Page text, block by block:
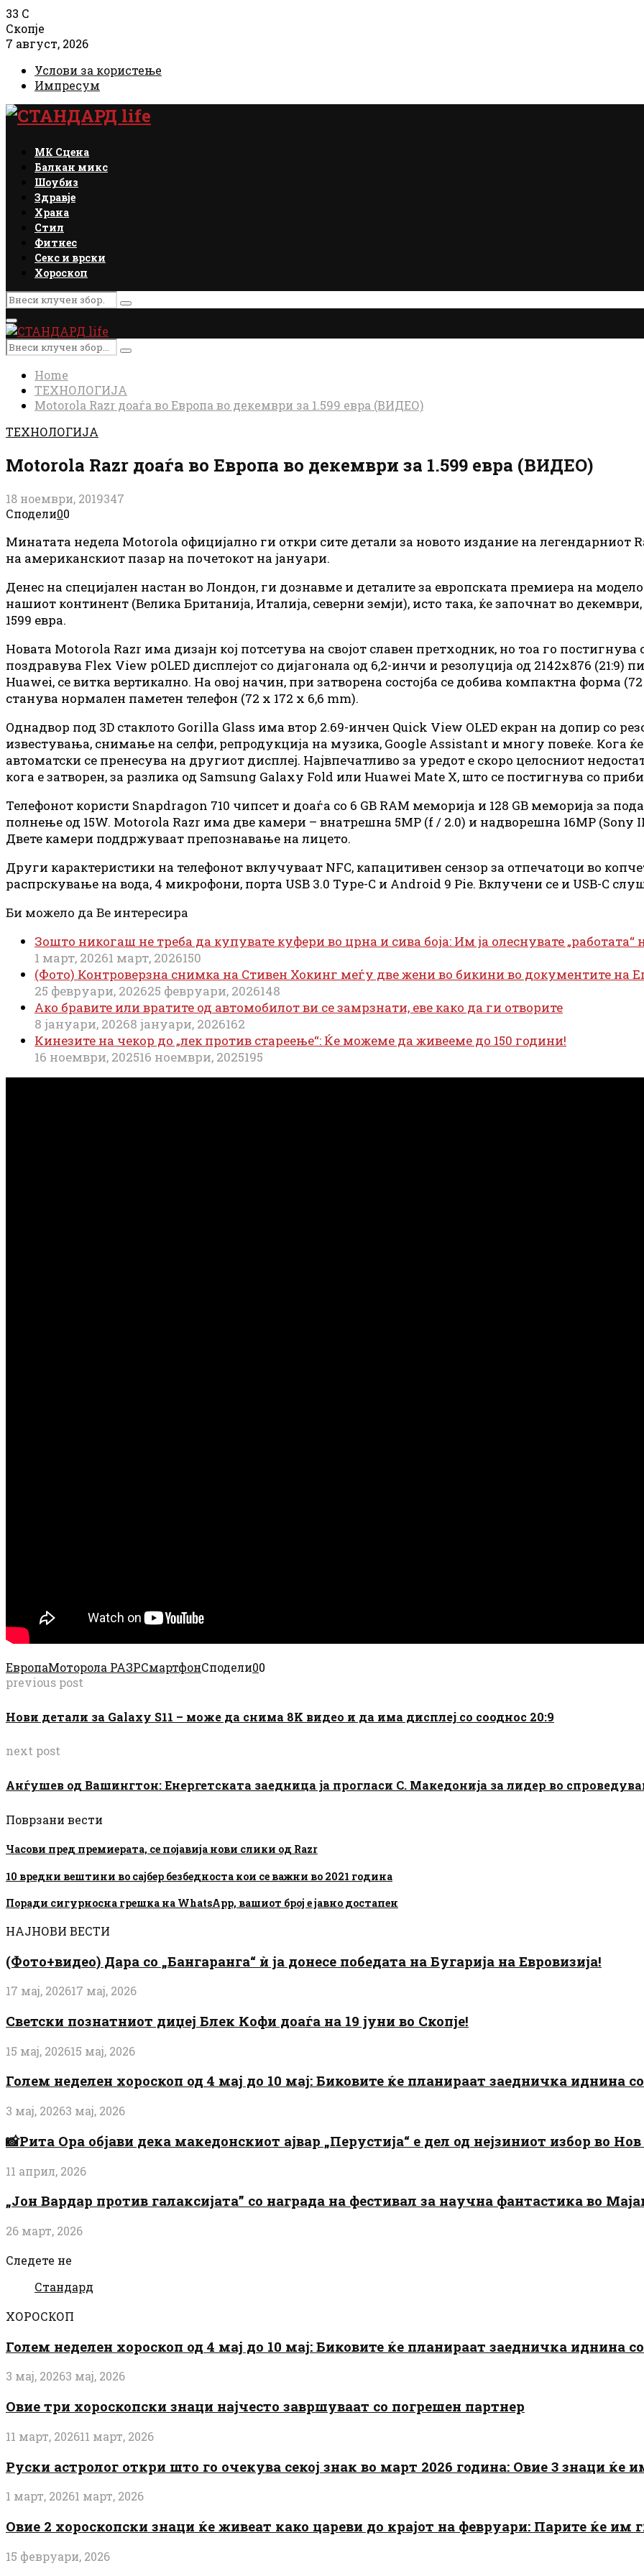
33 C
Скопје
7 август, 2026
Услови за користење
Импресум
Facebook
Instagram
Email
Rss
МК Сцена
Балкан микс
Шоубиз
Здравје
Храна
Стил
Фитнес
Секс и врски
Хороскоп
Search
for:
Search
Primary
Menu
Search
for:
Search
Home
ТЕХНОЛОГИЈА
Motorola Razr доаѓа во Европа во декември за 1.599 евра (ВИДЕО)
ТЕХНОЛОГИЈА
Motorola Razr доаѓа во Европа во декември за 1.599 евра (ВИДЕО)
18 ноември, 2019347
Сподели00
Минатата недела Motorola официјално ги откри сите детали за новото издание на легендарниот
на американскиот пазар на почетокот на јануари.
Денес на специјален настан во Лондон, ги дознавме и деталите за европската премиера на
нашиот континент (Велика Британија, Италија, северни земји), исто така, ќе започнат во
1599 евра.
Новата Motorola Razr има дизајн кој потсетува на својот славен претходник, но тоа го
поздравува Flex View pOLED дисплејот со дијагонала од 6,2-инчи и резолуција од 2142х876 (21:9)
Huawei, се витка вертикално. На овој начин, при затворена состојба се добива компактна форма
станува нормален паметен телефон (72 x 172 x 6,6 mm).
Однадвор под 3D стаклото Gorilla Glass има втор 2.69-инчен Quick View OLED екран на допир со
известувања, снимање на селфи, репродукција на музика, Google Assistant и многу повеќе. Кога
автоматски се пренесува на другиот дисплеј. Највпечатливо за уредот е скоро целосниот
кога е затворен, за разлика од Samsung Galaxy Fold или Huawei Mate X, што се постигнува со
Телефонот користи Snapdragon 710 чипсет и доаѓа со 6 GB RAM меморија и 128 GB меморија за
полнење од 15W. Motorola Razr има две камери – внатрешна 5MP (f / 2.0) и надворешна 16MP (Sony
Двете камери поддржуваат препознавање на лицето.
Други карактеристики на телефонот вклучуваат NFC, капацитивен сензор за отпечатоци во
распрскување на вода, 4 микрофони, порта USB 3.0 Type-C и Android 9 Pie. Вклучени се и USB-C
Би можело да Ве интересира
Зошто никогаш не треба да купувате куфери во црна и сива боја: Им ја олеснувате „работата“
1 март, 20261 март, 2026150
(Фото) Контроверзна снимка на Стивен Хокинг меѓу две жени во бикини во документите на
25 февруари, 202625 февруари, 2026148
Ако бравите или вратите од автомобилот ви се замрзнати, еве како да ги отворите
8 јануари, 20268 јануари, 2026162
Кинезите на чекор до „лек против стареење“: Ќе можеме да живееме до 150 години!
16 ноември, 202516 ноември, 2025195
ЕвропаМоторола РАЗРСмартфонСподели00
previous post
Нови детали за Galaxy S11 – може да снима 8K видео и да има дисплеј со сооднос 20:9
next post
Анѓушев од Вашингтон: Енергетската заедница ја прогласи С. Македонија за лидер во
Поврзани вести
Часови пред премиерата, се појавија нови слики од Razr
10 вредни вештини во сајбер безбедноста кои се важни во 2021 година
Поради сигурносна грешка на WhatsApp, вашиот број е јавно достапен
НАЈНОВИ ВЕСТИ
(Фото+видео) Дара со „Бангаранга“ ѝ ја донесе победата на Бугарија на Евровизија!
17 мај, 202617 мај, 2026
Светски познатниот диџеј Блек Кофи доаѓа на 19 јуни во Скопје!
15 мај, 202615 мај, 2026
Голем неделен хороскоп од 4 мај до 10 мај: Биковите ќе планираат заедничка иднина
3 мај, 20263 мај, 2026
📸Рита Ора објави дека македонскиот ајвар „Перустија“ е дел од нејзиниот избор во
11 април, 2026
„Јон Вардар против галаксијата” со награда на фестивал за научна фантастика во
26 март, 2026
Следете не
Стандард
ХОРОСКОП
Голем неделен хороскоп од 4 мај до 10 мај: Биковите ќе планираат заедничка иднина
3 мај, 20263 мај, 2026
Овие три хороскопски знаци најчесто завршуваат со погрешен партнер
11 март, 202611 март, 2026
Руски астролог откри што го очекува секој знак во март 2026 година: Овие 3 знаци ќе
1 март, 20261 март, 2026
Овие 2 хороскопски знаци ќе живеат како цареви до крајот на февруари: Парите ќе им
15 февруари, 2026